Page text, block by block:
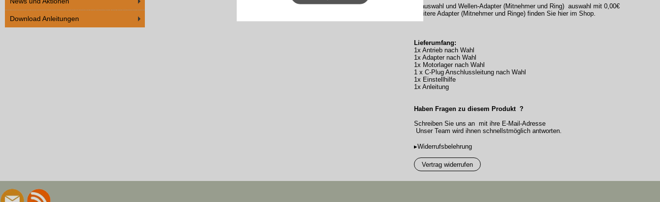
Download Anleitungen
je auswahl und Wellen-Adapter (Mitnehmer und Ring) auswahl mit 0,00€
Weitere Adapter (Mitnehmer und Ringe) finden Sie hier im Shop.
Lieferumfang:
1x Antrieb nach Wahl
1x Adapter nach Wahl
1x Motorlager nach Wahl
1 x C-Plug Anschlussleitung nach Wahl
1x Einstellhilfe
1x Anleitung
Haben Fragen zu diesem Produkt ?
Schreiben Sie uns an mit ihre E-Mail-Adresse
Unser Team wird ihnen schnellstmöglich antworten.
▸Widerrufsbelehrung
Vertrag widerrufen